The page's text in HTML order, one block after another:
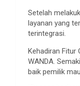
Setelah
layanan yang
terintegrasi.
Kehadiran Fitur
WANDA.
baik pemilik